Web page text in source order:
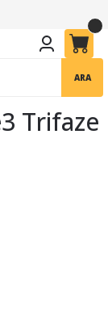
ARA
Trifaze